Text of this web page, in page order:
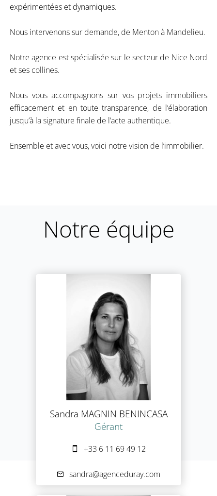
expérimentées et dynamiques.
Nous intervenons sur demande, de Menton à Mandelieu.
Notre agence est spécialisée sur le secteur de Nice Nord
et ses collines.
Nous vous accompagnons sur vos projets immobiliers
efficacement et en toute transparence, de l’élaboration
jusqu’à la signature finale de l’acte authentique.
Ensemble et avec vous, voici notre vision de l’immobilier.
Notre équipe
Sandra MAGNIN BENINCASA
Gérant
+33 6 11 69 49 12
sandra@agenceduray.com